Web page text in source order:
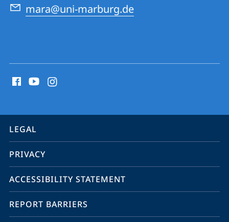
mara@uni-marburg.de
media
information
service
navigation
LEGAL
PRIVACY
ACCESSIBILITY STATEMENT
REPORT BARRIERS